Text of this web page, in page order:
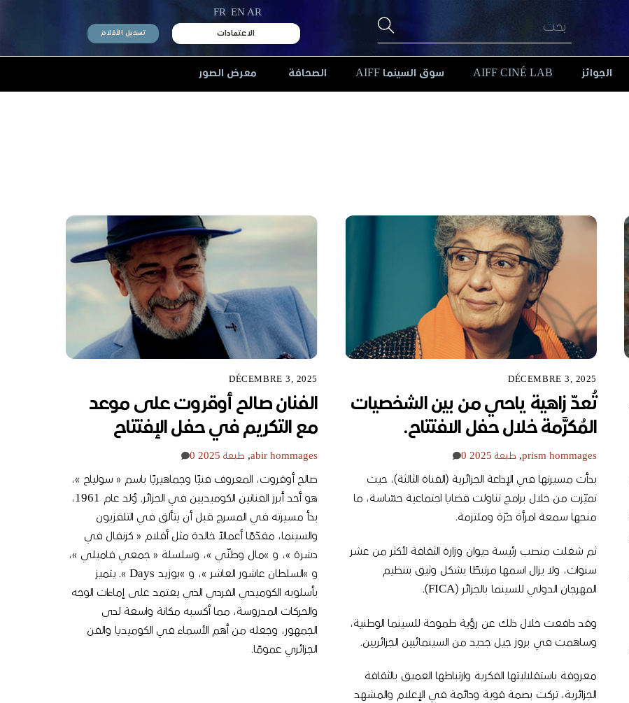
AR
EN
FR
الاعتمادات تسجيل الأفلام
الجوائز AIFF CINÉ LAB سوق السينما AIFF الصحافة معرض الصور
DÉCEMBRE 3, 2025
الفنان صالح أوقروت على موعد
مع التكريم في حفل الإفتتاح
abir hommages
, طبعة 2025 0
صالح أوقروت، المعروف فنيًا وجماهيريًا باسم « سولياح »،
هو أحد أبرز الفنانين الكوميديين في الجزائر. وُلد عام 1961،
بدأ مسيرته في المسرح قبل أن يتألق في التلفزيون
والسينما، مقدّمًا أعمالاً خالدة مثل أفلام « كرنفال في
دشرة »، و »مال وطنّي »، وسلسلة « جمعي فاميلي »،
و »السلطان عاشور العاشر »، و »بوزيد Days ». يتميز
بأسلوبه الكوميدي الفردي الذي يعتمد على إماءات الوجه
والحركات المدروسة، مما أكسبه مكانة واسعة لدى
الجمهور، وجعله من أهم الأسماء في الكوميديا والفن
الجزائري عمومًا.
DÉCEMBRE 3, 2025
تُعدّ زاهية ياحي من بين الشخصيات
المُكرَّمة خلال حفل الافتتاح.
prism hommages
, طبعة 2025 0
بدأت مسيرتها في الإذاعة الجزائرية (القناة الثالثة)، حيث
تميّزت من خلال برامج تناولت قضايا اجتماعية حسّاسة، ما
منحها سمعة امرأة حرّة وملتزمة.
ثم شغلت منصب رئيسة ديوان وزارة الثقافة لأكثر من عشر
سنوات، ولا يزال اسمها مرتبطًا بشكل وثيق بتنظيم
المهرجان الدولي للسينما بالجزائر (FICA).
وقد دافعت خلال ذلك عن رؤية طموحة للسينما الوطنية،
وساهمت في بروز جيل جديد من السينمائيين الجزائريين.
معروفة باستقلاليتها الفكرية وارتباطها العميق بالثقافة
الجزائرية، تركت بصمة قوية ودائمة في الإعلام والمشهد